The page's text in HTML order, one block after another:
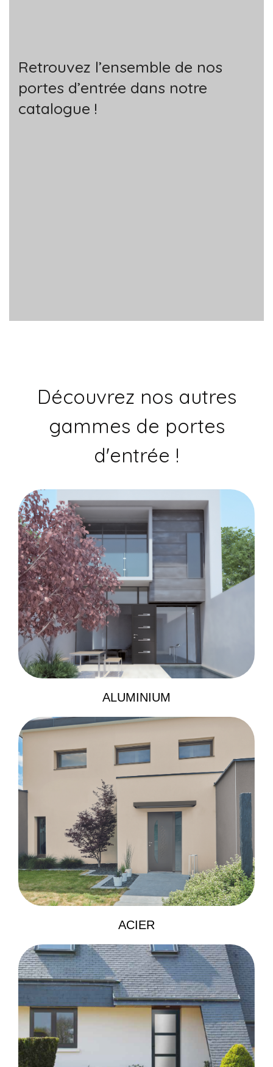
Retrouvez l’ensemble de nos
portes d’entrée dans notre
catalogue !
Découvrez nos autres
gammes de portes
d'entrée !
ALUMINIUM
ACIER